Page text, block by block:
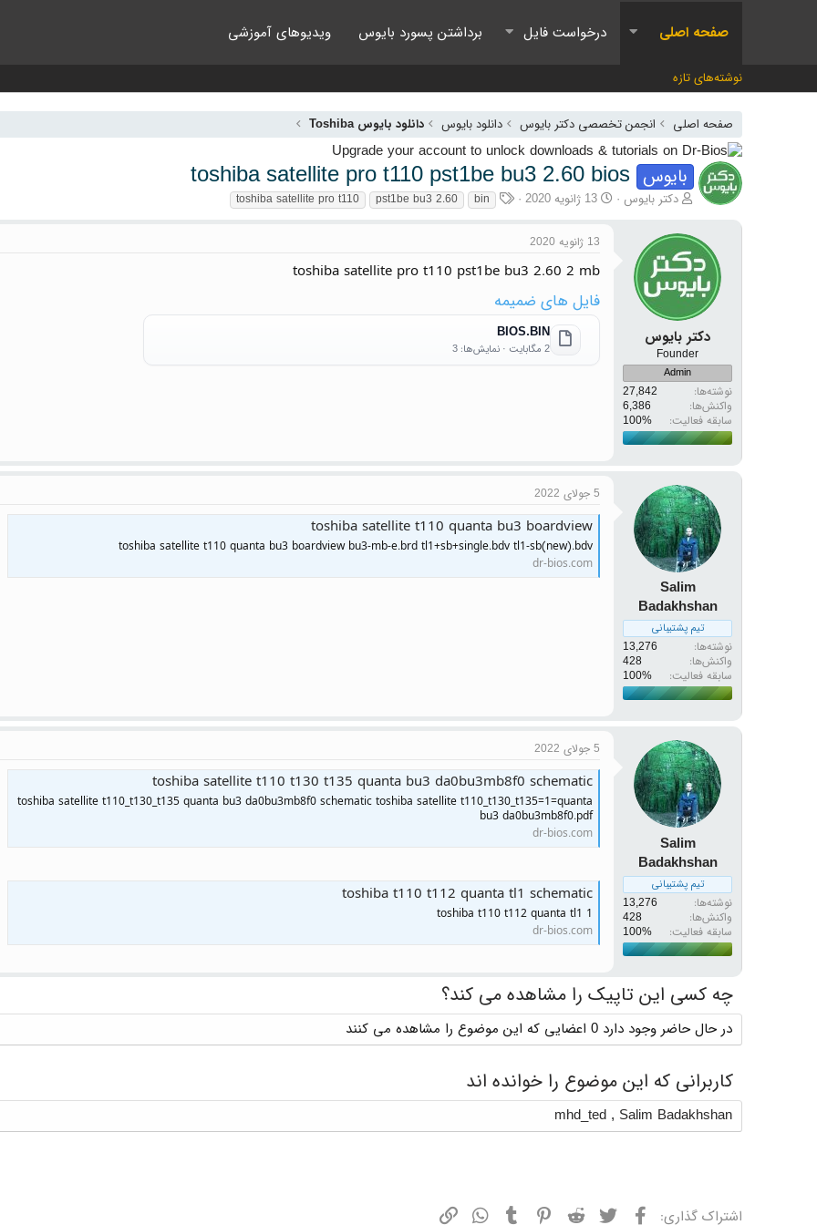
صفحه اصلی درخواست فایل برداشتن پسورد بایوس ویدیوهای آموزشی
نوشته‌های تازه
صفحه اصلی انجمن تخصصی دکتر بایوس دانلود بایوس دانلود بایوس Toshiba
بایوس toshiba satellite pro t110 pst1be bu3 2.60 bios
آغازگر گفتمان
دکتر بایوس تاریخ شروع
13 ژانویه 2020 برچسب‌ها
bin
pst1be bu3 2.60
toshiba satellite pro t110
دکتر بایوس
Founder
Admin
نوشته‌ها
27,842
واکنش‌ها
6,386
سابقه فعالیت:
13 ژانویه 2020
toshiba satellite pro t110 pst1be bu3 2.60 2 mb
فایل های ضمیمه
BIOS.BIN
2 مگابایت · نمایش‌ها: 3
Salim
Badakhshan
تیم پشتیبانی
نوشته‌ها
13,276
واکنش‌ها
428
سابقه فعالیت:
5 جولای 2022
toshiba satellite t110 quanta bu3 boardview
toshiba satellite t110 quanta bu3 boardview bu3-mb-e.brd tl1+sb+single.bdv tl1-sb(new).bdv
dr-bios.com
Salim
Badakhshan
تیم پشتیبانی
نوشته‌ها
13,276
واکنش‌ها
428
سابقه فعالیت:
5 جولای 2022
toshiba satellite t110 t130 t135 quanta bu3 da0bu3mb8f0 schematic
toshiba satellite t110_t130_t135 quanta bu3 da0bu3mb8f0 schematic toshiba satellite t110_t130_t135=1=quanta
bu3 da0bu3mb8f0.pdf
dr-bios.com
toshiba t110 t112 quanta tl1 schematic
toshiba t110 t112 quanta tl1 1
dr-bios.com
چه کسی این تاپیک را مشاهده می کند؟
در حال حاضر وجود دارد 0 اعضایی که این موضوع را مشاهده می کنند
کاربرانی که این موضوع را خوانده اند
Salim Badakhshan
,
mhd_ted
اشتراک گذاری: فیسبوکتوییتر ردیت پینترستتامبلر واتسپ